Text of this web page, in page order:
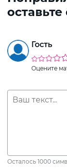
Гость
Оцените
Осталось 1000